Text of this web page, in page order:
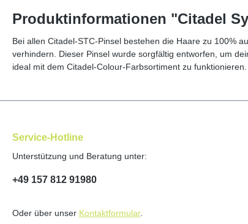
Produktinformationen "Citadel
Bei allen Citadel-STC-Pinsel bestehen die Haare zu 100%
verhindern. Dieser Pinsel wurde sorgfältig entworfen, um
ideal mit dem Citadel-Colour-Farbsortiment zu funktionieren.
Service-Hotline
Unterstützung und Beratung unter:
+49 157 812 91980
Oder über unser Kontaktformular.